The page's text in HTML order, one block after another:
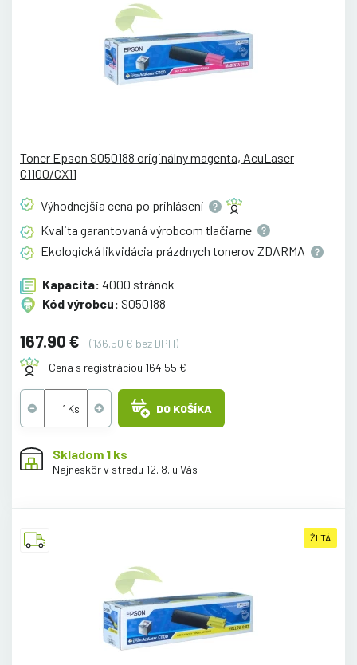
Toner Epson S050188 originálny magenta, AcuLaser
C1100/CX11
Výhodnejšia cena po prihlásení
Kvalita garantovaná výrobcom tlačiarne
Ekologická likvidácia prázdnych tonerov ZDARMA
Kapacita: 4000 stránok
Kód výrobcu: S050188
167.90 €
(136.50 € bez DPH)
Cena s registráciou 164.55 €
DO KOŠÍKA
Skladom 1 ks
Najneskôr v stredu 12. 8. u Vás
ŽLTÁ